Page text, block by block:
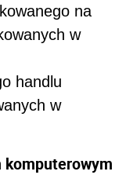
na
w
handlu
w
komputerowym